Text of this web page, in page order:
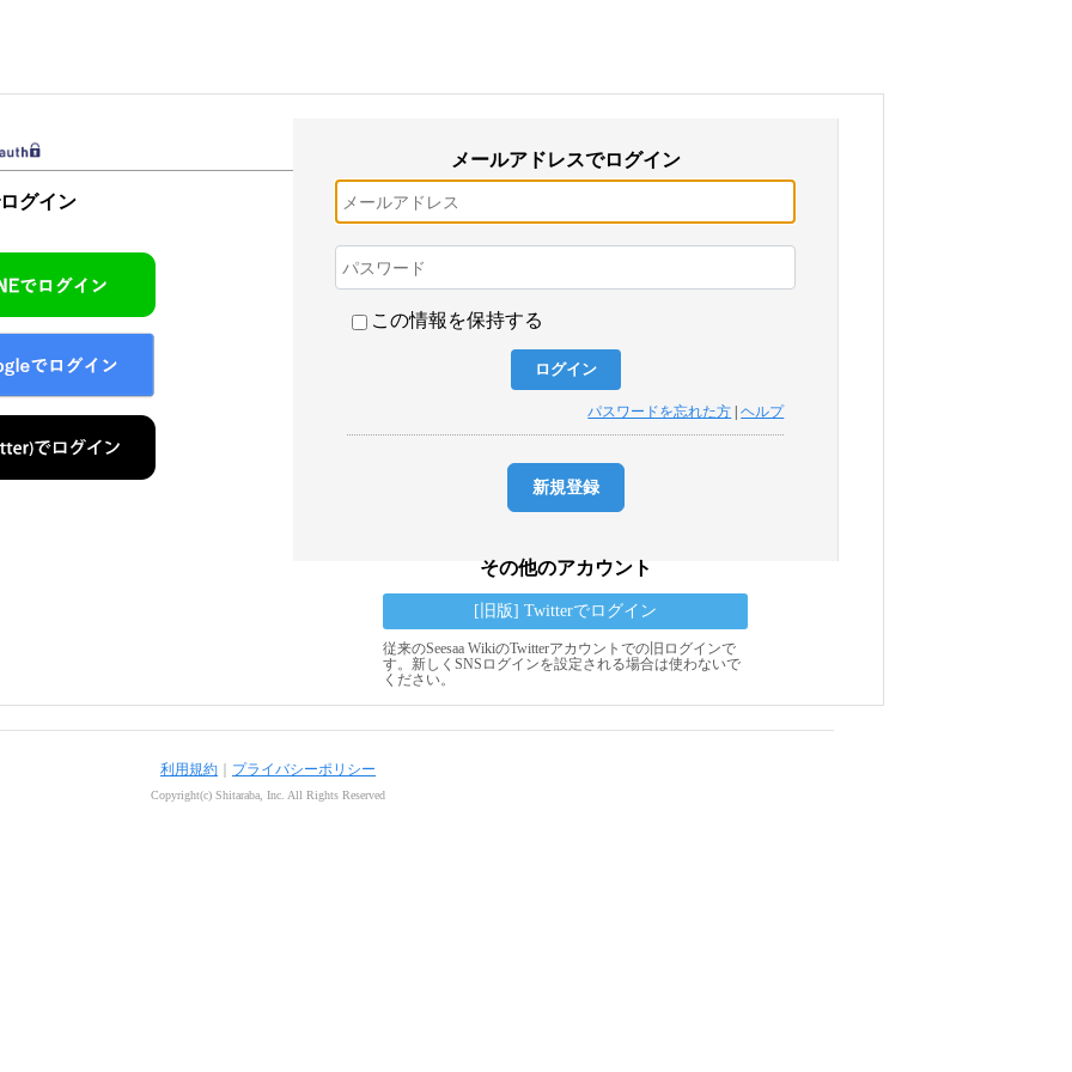
グイン
メールアドレスでログイン
この情報を保持する
パスワードを忘れた方 |ヘルプ
新規登録
その他のアカウント
[旧版] Twitterでログイン
従来のSeesaa WikiのTwitterアカウントでの旧ログインで
す。新しくSNSログインを設定される場合は使わないで
ください。
利用規約 プライバシーポリシー
Copyright(c) Shitaraba, Inc. All Rights Reserved